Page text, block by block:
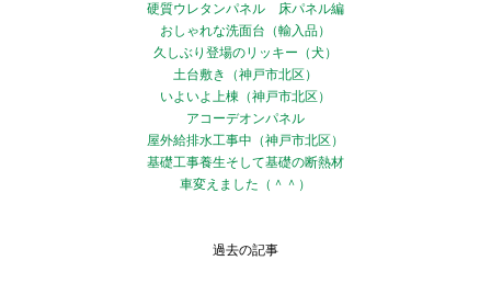
硬質ウレタンパネル 床パネル編
おしゃれな洗面台（輸入品）
久しぶり登場のリッキー（犬）
土台敷き（神戸市北区）
いよいよ上棟（神戸市北区）
アコーデオンパネル
屋外給排水工事中（神戸市北区）
基礎工事養生そして基礎の断熱材
車変えました（＾＾）
過去の記事